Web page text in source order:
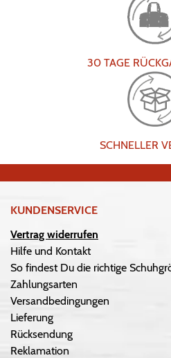
30 TAGE
SCHNELLER
KUNDENSERVICE
Vertrag widerrufen
Hilfe und Kontakt
So findest Du die richtige
Zahlungsarten
Versandbedingungen
Lieferung
Rücksendung
Reklamation